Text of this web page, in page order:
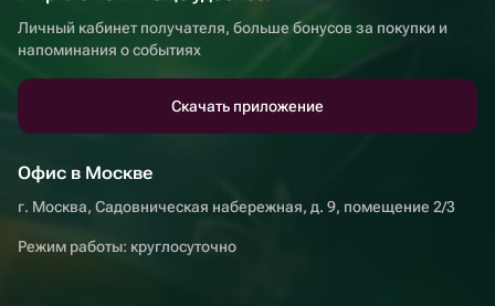
Личный кабинет получателя, больше бонусов за покупки и
напоминания о событиях
Скачать приложение
Офис в Москве
г. Москва, Садовническая набережная, д. 9, помещение 2/3
Режим работы: круглосуточно